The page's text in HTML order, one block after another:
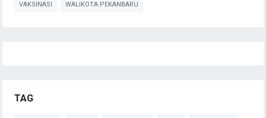
VAKSINASI WALIKOTA PEKANBARU
TAG